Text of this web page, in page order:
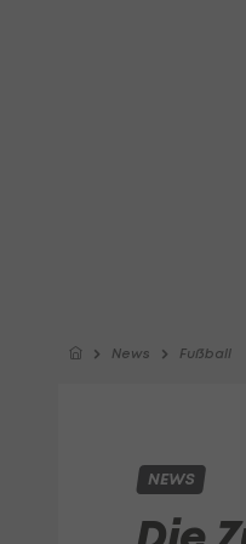
News Fußball
NEWS